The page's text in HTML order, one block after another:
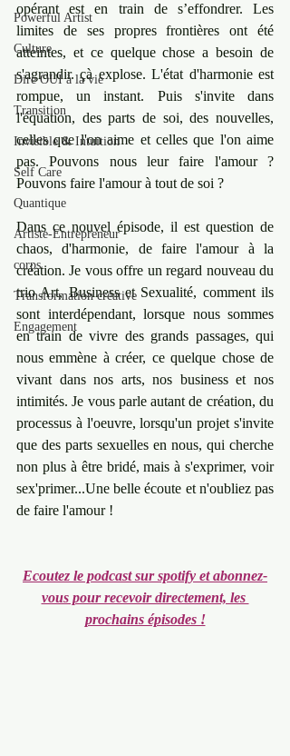
Powerful Artist
Culture
Dire OUI à la vie
Transition
Invisible & Intuition
Self Care
Quantique
Artiste-Entrepreneur
corps
Transformation créative
Engagement
opérant est en train de s’effondrer. Les
limites de ses propres frontières ont été
atteintes, et ce quelque chose a besoin de
s'agrandir. çà explose. L'état d'harmonie est
rompue, un instant. Puis s'invite dans
l'équation, des parts de soi, des nouvelles,
celles que l'on aime et celles que l'on aime
pas. Pouvons nous leur faire l'amour ?
Pouvons faire l'amour à tout de soi ?
Dans ce nouvel épisode, il est question de
chaos, d'harmonie, de faire l'amour à la
création. Je vous offre un regard nouveau du
trio Art, Business et Sexualité, comment ils
sont interdépendant, lorsque nous sommes
en train de vivre des grands passages, qui
nous emmène à créer, ce quelque chose de
vivant dans nos arts, nos business et nos
intimités. Je vous parle autant de création, du
processus à l'oeuvre, lorsqu'un projet s'invite
que des parts sexuelles en nous, qui cherche
non plus à être bridé, mais à s'exprimer, voir
sex'primer...Une belle écoute et n'oubliez pas
de faire l'amour !
Ecoutez le podcast sur spotify et abonnez-
vous pour recevoir directement, les
prochains épisodes !